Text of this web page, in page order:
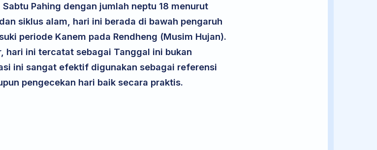
Pahing dengan jumlah neptu 18 menurut
siklus alam, hari ini berada di bawah pengaruh
periode Kanem pada Rendheng (Musim Hujan).
hari ini tercatat sebagai Tanggal ini bukan
ini sangat efektif digunakan sebagai referensi
pengecekan hari baik secara praktis.